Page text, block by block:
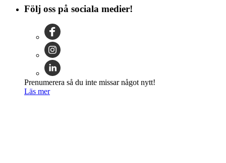
Följ oss på sociala medier!
Prenumerera så du inte missar något nytt!
Läs mer